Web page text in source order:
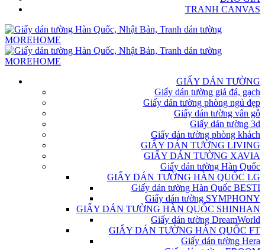
TRANH CANVAS
GIẤY DÁN TƯỜNG
Giấy dán tường giả đá, gạch
Giấy dán tường phòng ngủ đẹp
Giấy dán tường vân gỗ
Giấy dán tường 3d
Giấy dán tường phòng khách
GIẤY DÁN TƯỜNG LIVING
GIẤY DÁN TƯỜNG XAVIA
Giấy dán tường Hàn Quốc
GIẤY DÁN TƯỜNG HÀN QUỐC LG
Giấy dán tường Hàn Quốc BESTI
Giấy dán tường SYMPHONY
GIẤY DÁN TƯỜNG HÀN QUỐC SHINHAN
Giấy dán tường DreamWorld
GIẤY DÁN TƯỜNG HÀN QUỐC FT
Giấy dán tường Hera